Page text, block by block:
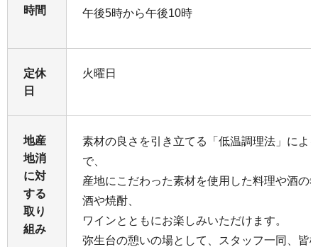
時間
午後5時から午後10時
定休
日
火曜日
地産
地消
に対
する
取り
組み
素材の良さを引き立てる「低温調理法」によ
で、
産地にこだわった素材を使用した料理や酒の
酒や焼酎、
ワインとともにお楽しみいただけます。
弥生台の憩いの場として、スタッフ一同、皆